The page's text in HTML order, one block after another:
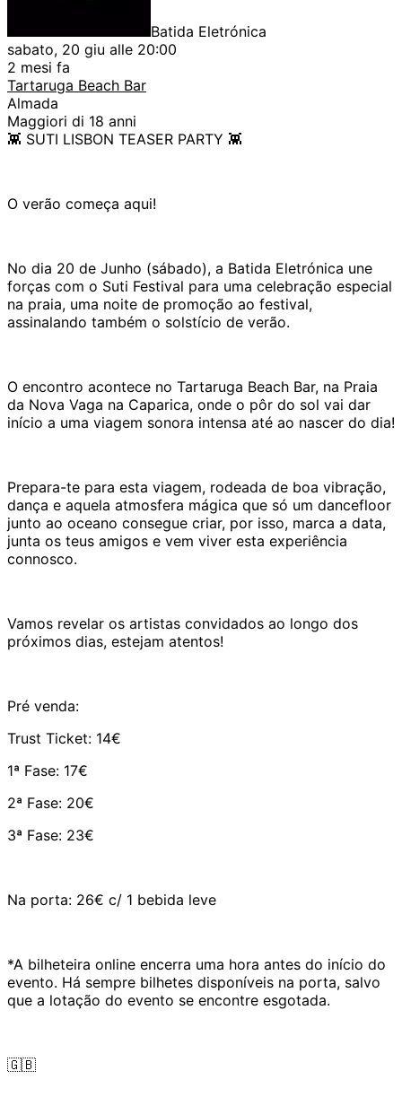
Batida Eletrónica
sabato, 20 giu alle 20:00
2 mesi fa
Tartaruga Beach Bar
Almada
Maggiori di 18 anni
👾 SUTI LISBON TEASER PARTY 👾
O verão começa aqui!
No dia 20 de Junho (sábado), a Batida Eletrónica une
forças com o Suti Festival para uma celebração especial
na praia, uma noite de promoção ao festival,
assinalando também o solstício de verão.
O encontro acontece no Tartaruga Beach Bar, na Praia
da Nova Vaga na Caparica, onde o pôr do sol vai dar
início a uma viagem sonora intensa até ao nascer do dia!
Prepara-te para esta viagem, rodeada de boa vibração,
dança e aquela atmosfera mágica que só um dancefloor
junto ao oceano consegue criar, por isso, marca a data,
junta os teus amigos e vem viver esta experiência
connosco.
Vamos revelar os artistas convidados ao longo dos
próximos dias, estejam atentos!
Pré venda:
Trust Ticket: 14€
1ª Fase: 17€
2ª Fase: 20€
3ª Fase: 23€
Na porta: 26€ c/ 1 bebida leve
*A bilheteira online encerra uma hora antes do início do
evento. Há sempre bilhetes disponíveis na porta, salvo
que a lotação do evento se encontre esgotada.
🇬🇧